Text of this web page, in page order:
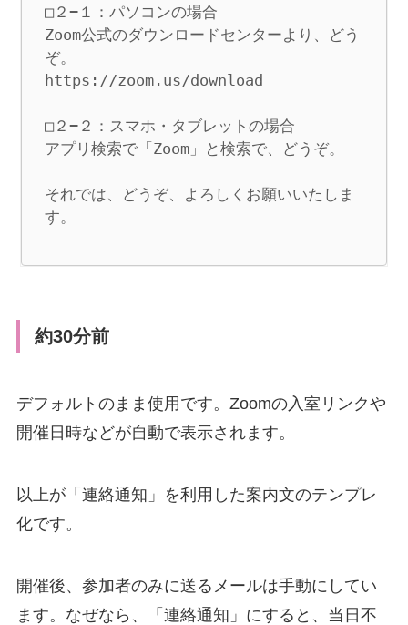
□２−１：パソコンの場合
Zoom公式のダウンロードセンターより、どう
ぞ。
https://zoom.us/download
□２−２：スマホ・タブレットの場合
アプリ検索で「Zoom」と検索で、どうぞ。
それでは、どうぞ、よろしくお願いいたしま
す。
約30分前
デフォルトのまま使用です。Zoomの入室リンクや
開催日時などが自動で表示されます。
以上が「連絡通知」を利用した案内文のテンプレ
化です。
開催後、参加者のみに送るメールは手動にしてい
ます。なぜなら、「連絡通知」にすると、当日不